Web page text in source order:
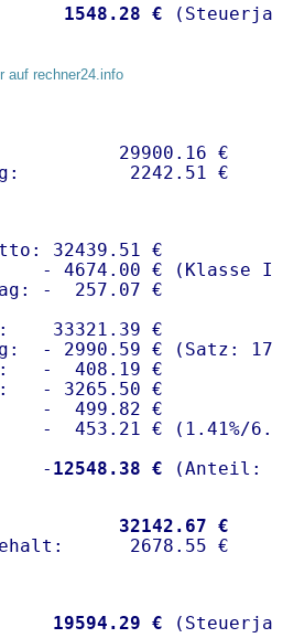
1548.28 €
auf rechner24.info
29900.16 €
32439.51 €
- 4674.00 € (Klasse I)
-  257.07 €
33321.39 €
- 2990.59 € (Satz:
-  408.19 €
- 3265.50 €
-  499.82 €
-  453.21 € ( 1.41%/
- 12548.38 €
32142.67 €
19594.29 €